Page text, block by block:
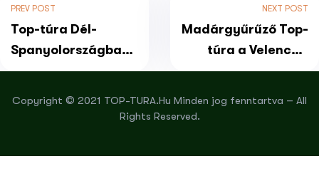
PREV POST
Top-túra Dél-
Spanyolországban:
Caminito del Rey,
NEXT POST
Madárgyűrűző Top-
túra a Velencei-
tónál, önálló
Copyright © 2021 TOP-TURA.Hu Minden jog fenntartva – All
Rights Reserved.